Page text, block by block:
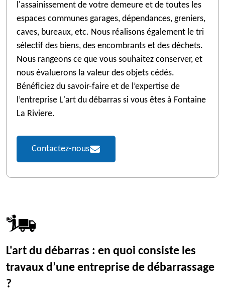
l'assainissement de votre demeure et de toutes les
espaces communes garages, dépendances, greniers,
caves, bureaux, etc. Nous réalisons également le tri
sélectif des biens, des encombrants et des déchets.
Nous rangeons ce que vous souhaitez conserver, et
nous évaluerons la valeur des objets cédés.
Bénéficiez du savoir-faire et de l’expertise de
l’entreprise L'art du débarras si vous êtes à Fontaine
La Riviere.
Contactez-nous
L'art du débarras : en quoi consiste les
travaux d’une entreprise de débarrassage
?